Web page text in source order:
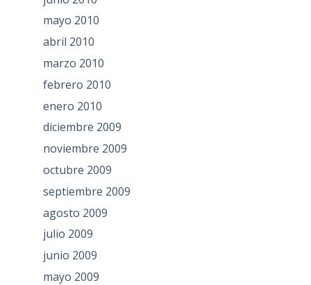
mayo 2010
abril 2010
marzo 2010
febrero 2010
enero 2010
diciembre 2009
noviembre 2009
octubre 2009
septiembre 2009
agosto 2009
julio 2009
junio 2009
mayo 2009